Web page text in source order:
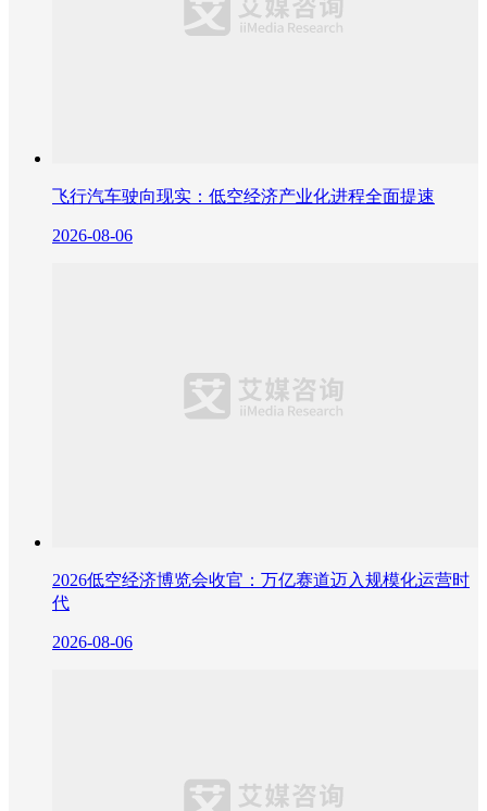
飞行汽车驶向现实：低空经济产业化进程全面提速
2026-08-06
2026低空经济博览会收官：万亿赛道迈入规模化运营时
代
2026-08-06